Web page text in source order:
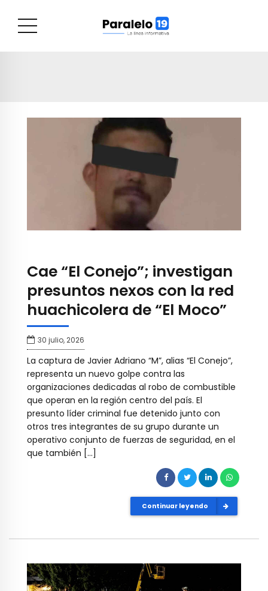
Cae “El Conejo”; investigan
presuntos nexos con la red
huachicolera de “El Moco”
30 julio, 2026
La captura de Javier Adriano “M”, alias “El Conejo”,
representa un nuevo golpe contra las
organizaciones dedicadas al robo de combustible
que operan en la región centro del país. El
presunto líder criminal fue detenido junto con
otros tres integrantes de su grupo durante un
operativo conjunto de fuerzas de seguridad, en el
que también […]
Continuar leyendo